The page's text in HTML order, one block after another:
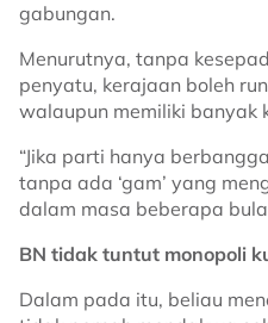
gabungan.
Menurutnya, tanpa
penyatu, kerajaan boleh
walaupun memiliki banyak
“Jika parti hanya
tanpa ada ‘gam’ yang
dalam masa beberapa
BN tidak tuntut monopoli
Dalam pada itu, beliau